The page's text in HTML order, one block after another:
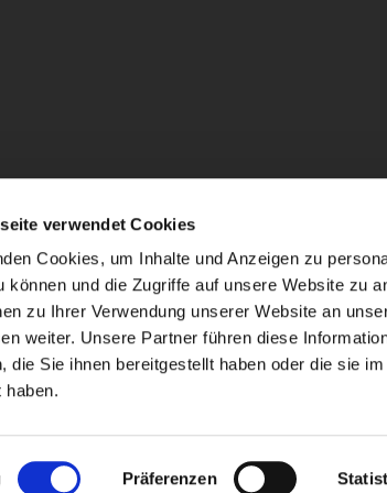
verwendet Cookies
Cookies, um Inhalte und Anzeigen zu
können und die Zugriffe auf unsere Website zu
zu Ihrer Verwendung unserer Website an
weiter. Unsere Partner führen diese
die Sie ihnen bereitgestellt haben oder die sie
haben.
Präferenzen
Impressum